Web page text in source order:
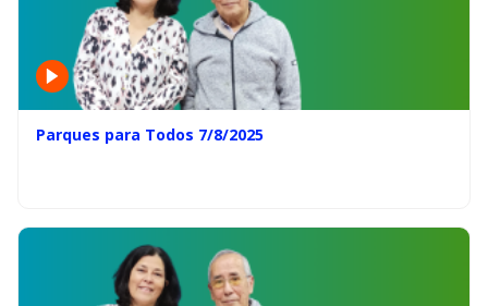
Parques para Todos 7/8/2025